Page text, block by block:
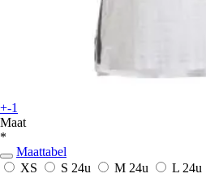
+-1
Maat
*
Maattabel
XS
S 24u M 24u L 24u